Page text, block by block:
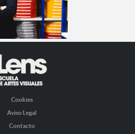
Cookies
Aviso Legal
Contacto